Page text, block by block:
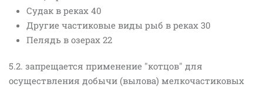
Судак в реках 40
Другие частиковые виды рыб в реках 30
Пелядь в озерах 22
5.2. запрещается применение "котцов" для
осуществления добычи (вылова) мелкочастиковых